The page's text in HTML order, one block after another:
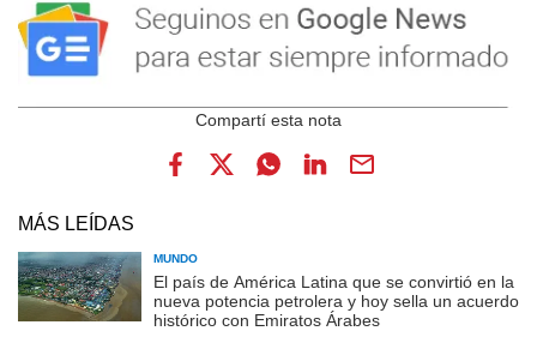
MÁS LEÍDAS
MUNDO
El país de América Latina que se convirtió en la
nueva potencia petrolera y hoy sella un acuerdo
histórico con Emiratos Árabes